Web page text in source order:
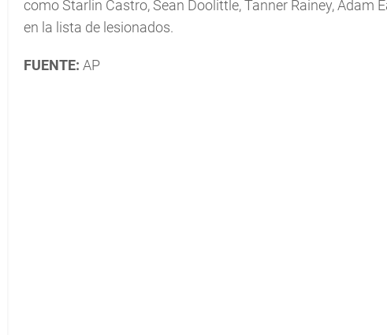
como Starlin Castro, Sean Doolittle, Tanner Rainey, Adam
en la lista de lesionados.
FUENTE: AP